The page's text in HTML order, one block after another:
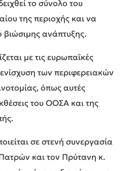
το σύνολο του
της περιοχής και να
βιώσιμης ανάπτυξης.
με τις ευρωπαϊκές
των περιφερειακών
όπως αυτές
του ΟΟΣΑ και της
σε στενή συνεργασία
και τον Πρύτανη κ.